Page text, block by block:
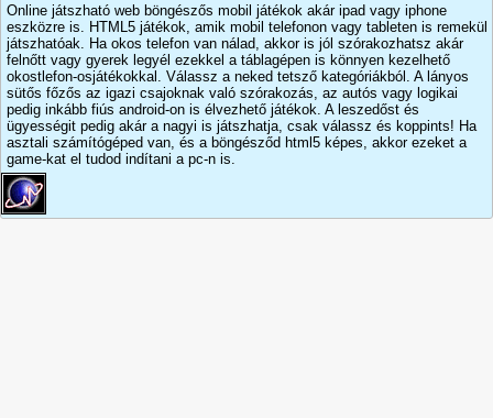
Online játszható web böngészős mobil játékok akár ipad vagy iphone
eszközre is. HTML5 játékok, amik mobil telefonon vagy tableten is remekül
játszhatóak. Ha okos telefon van nálad, akkor is jól szórakozhatsz akár
felnőtt vagy gyerek legyél ezekkel a táblagépen is könnyen kezelhető
okostlefon-osjátékokkal. Válassz a neked tetsző kategóriákból. A lányos
sütős főzős az igazi csajoknak való szórakozás, az autós vagy logikai
pedig inkább fiús android-on is élvezhető játékok. A leszedőst és
ügyességit pedig akár a nagyi is játszhatja, csak válassz és koppints! Ha
asztali számítógéped van, és a böngésződ html5 képes, akkor ezeket a
game-kat el tudod indítani a pc-n is.